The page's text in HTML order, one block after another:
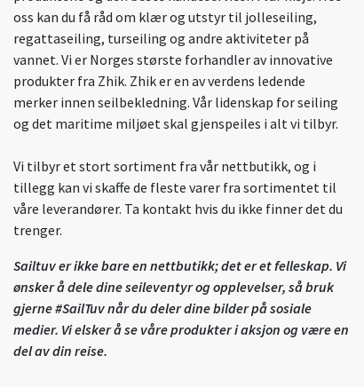
oss kan du få råd om klær og utstyr til jolleseiling,
regattaseiling, turseiling og andre aktiviteter på
vannet. Vi er Norges største forhandler av innovative
produkter fra Zhik. Zhik er en av verdens ledende
merker innen seilbekledning. Vår lidenskap for seiling
og det maritime miljøet skal gjenspeiles i alt vi tilbyr.
Vi tilbyr et stort sortiment fra vår nettbutikk, og i
tillegg kan vi skaffe de fleste varer fra sortimentet til
våre leverandører. Ta kontakt hvis du ikke finner det du
trenger.
Sailtuv er ikke bare en nettbutikk; det er et felleskap. Vi
ønsker å dele dine seileventyr og opplevelser, så bruk
gjerne #SailTuv når du deler dine bilder på sosiale
medier. Vi elsker å se våre produkter i aksjon og være en
del av din reise.